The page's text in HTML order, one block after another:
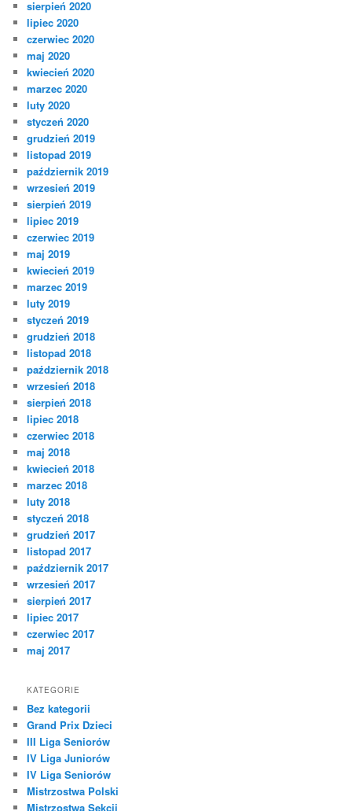
sierpień 2020
lipiec 2020
czerwiec 2020
maj 2020
kwiecień 2020
marzec 2020
luty 2020
styczeń 2020
grudzień 2019
listopad 2019
październik 2019
wrzesień 2019
sierpień 2019
lipiec 2019
czerwiec 2019
maj 2019
kwiecień 2019
marzec 2019
luty 2019
styczeń 2019
grudzień 2018
listopad 2018
październik 2018
wrzesień 2018
sierpień 2018
lipiec 2018
czerwiec 2018
maj 2018
kwiecień 2018
marzec 2018
luty 2018
styczeń 2018
grudzień 2017
listopad 2017
październik 2017
wrzesień 2017
sierpień 2017
lipiec 2017
czerwiec 2017
maj 2017
KATEGORIE
Bez kategorii
Grand Prix Dzieci
III Liga Seniorów
IV Liga Juniorów
IV Liga Seniorów
Mistrzostwa Polski
Mistrzostwa Sekcji